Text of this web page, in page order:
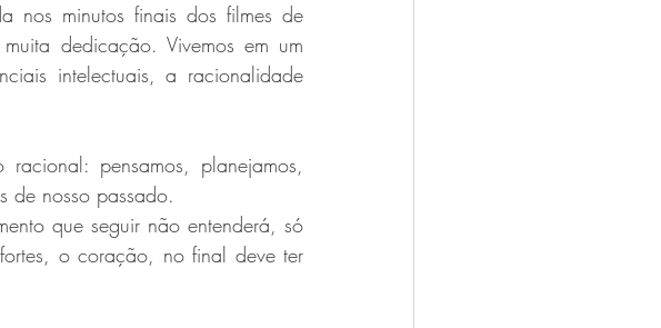
nos minutos finais dos filmes de
dedicação. Vivemos em um
intelectuais, a racionalidade
pensamos, planejamos,
de nosso passado.
que seguir não entenderá, só
o coração, no final deve ter